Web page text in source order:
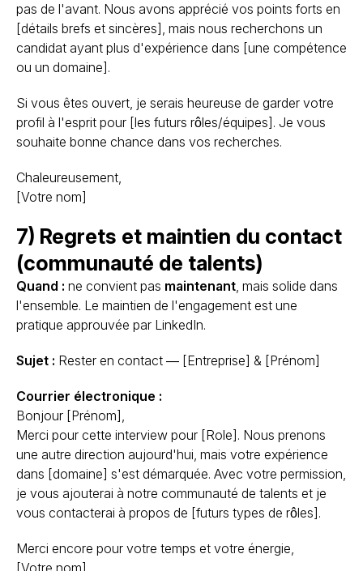
pas de l'avant. Nous avons apprécié vos points forts en
[détails brefs et sincères], mais nous recherchons un
candidat ayant plus d'expérience dans [une compétence
ou un domaine].
Si vous êtes ouvert, je serais heureuse de garder votre
profil à l'esprit pour [les futurs rôles/équipes]. Je vous
souhaite bonne chance dans vos recherches.
Chaleureusement,
[Votre nom]
7) Regrets et maintien du contact
(communauté de talents)
Quand : ne convient pas maintenant, mais solide dans
l'ensemble. Le maintien de l'engagement est une
pratique approuvée par LinkedIn.
Sujet : Rester en contact — [Entreprise] & [Prénom]
Courrier électronique :
Bonjour [Prénom],
Merci pour cette interview pour [Role]. Nous prenons
une autre direction aujourd'hui, mais votre expérience
dans [domaine] s'est démarquée. Avec votre permission,
je vous ajouterai à notre communauté de talents et je
vous contacterai à propos de [futurs types de rôles].
Merci encore pour votre temps et votre énergie,
[Votre nom]